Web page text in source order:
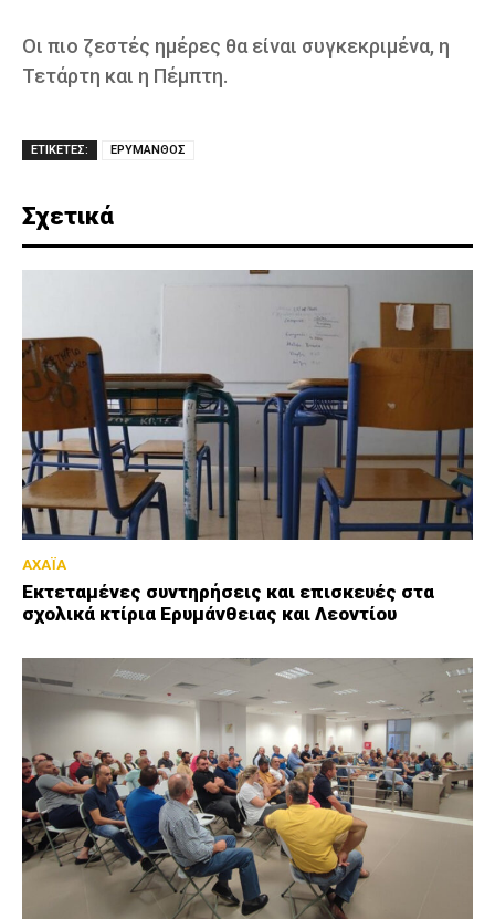
Οι πιο ζεστές ημέρες θα είναι συγκεκριμένα, η
Τετάρτη και η Πέμπτη.
ΕΤΙΚΕΤΕΣ: ΕΡΥΜΑΝΘΟΣ
Σχετικά
ΑΧΑΪΑ
Εκτεταμένες συντηρήσεις και επισκευές στα
σχολικά κτίρια Ερυμάνθειας και Λεοντίου